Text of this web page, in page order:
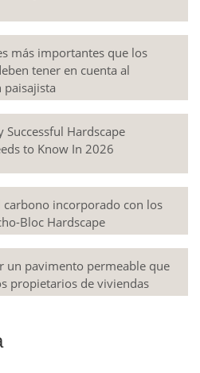
más importantes que los
tener en cuenta al
paisajista
Successful Hardscape
to Know In 2026
carbono incorporado con los
Bloc Hardscape
un pavimento permeable que
propietarios de viviendas